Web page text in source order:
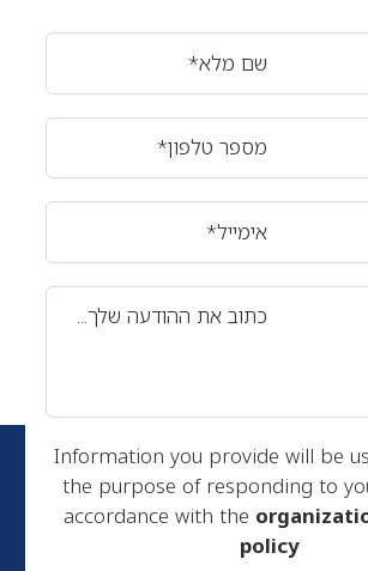
שם מלא*
מספר טלפון*
אימייל*
כתוב את ההודעה שלך...
Information you provide will be
the purpose of responding to
accordance with the
policy